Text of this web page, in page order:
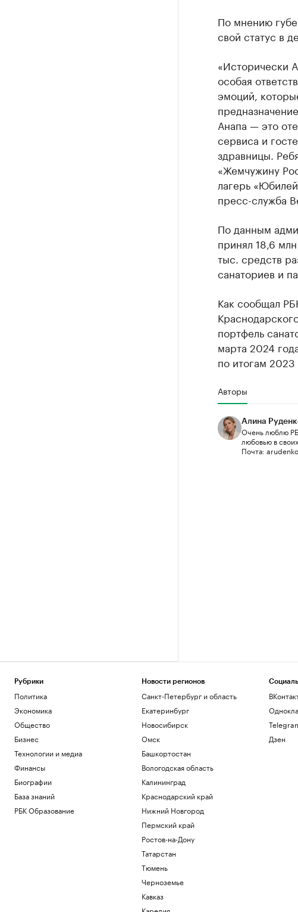
По мнению
свой статус в
«Исторически
особая
эмоций,
Анапа — это
сервиса и
здравницы.
«Жемчужину
лагерь
пресс-служба
По данным
принял 18,6
тыс. средств
санаториев и
Как сообщал
портфель
марта 2024
по итогам
Авторы
Алина
Очень люблю
любовью в
Почта:
Рубрики
Политика
Экономика
Общество
Бизнес
Технологии и медиа
Финансы
Биографии
База знаний
РБК Образование
Новости регионов
Санкт-Петербург и область
Екатеринбург
Новосибирск
Омск
Башкортостан
Вологодская область
Калининград
Краснодарский край
Нижний Новгород
Пермский край
Ростов-на-Дону
Татарстан
Тюмень
Черноземье
Кавказ
Дзен